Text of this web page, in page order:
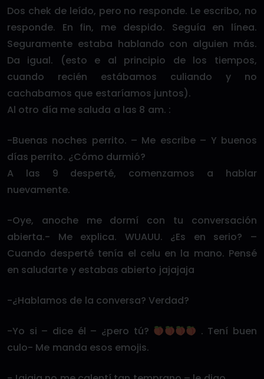
Dos chek de leído, pero no responde. Le escribo, no
responde. En fin, me despido. Seguía en línea.
Seguramente estaba hablando con alguien más.
Da igual. (esto e al principio de los tiempos,
cuando recién estábamos culiando y no
cachabamos que estaríamos juntos).
Al otro día me saluda a las 8 am. :
-Buenas noches perrito. – Me escribe – Y buenos
días perrito. ¿Cómo durmió?
A las 9 desperté, comenzamos a hablar
nuevamente.
-Oye, anoche me dormí con tu conversación
abierta.- Me explica. WUAUU. ¿Es en serio? –
Cuando desperté tenía el celu en la mano. Pensé
en saludarte y estabas abierto jajajaja
-¿Hablamos de la conversa? Verdad?
-Yo si – dice él – ¿pero tú?
. Tení buen
culo- Me manda esos emojis.